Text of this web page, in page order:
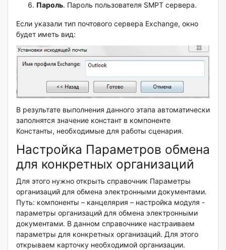
Пароль. Пароль пользователя SMPT сервера.
Если указали тип почтового сервера Exchange, окно
будет иметь вид:
В результате выполнения данного этапа автоматически
заполнятся значение констант в компоненте
Константы, необходимые для работы сценария.
Настройка Параметров обмена
для конкретных организаций
Для этого нужно открыть справочник Параметры
организаций для обмена электронными документами.
Путь: компоненты – канцелярия – настройка модуля -
параметры организаций для обмена электронными
документами. В данном справочнике настраиваем
параметры для конкретных организаций. Для этого
открываем карточку необходимой организации.